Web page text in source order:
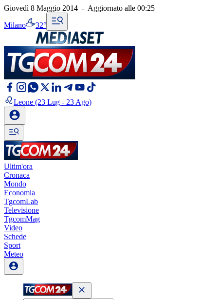
Giovedì 8 Maggio 2014 - Aggiornato alle 00:25
Milano 32°
Leone (23 Lug - 23 Ago)
Ultim'ora
Cronaca
Mondo
Economia
TgcomLab
Televisione
TgcomMag
Video
Schede
Sport
Meteo